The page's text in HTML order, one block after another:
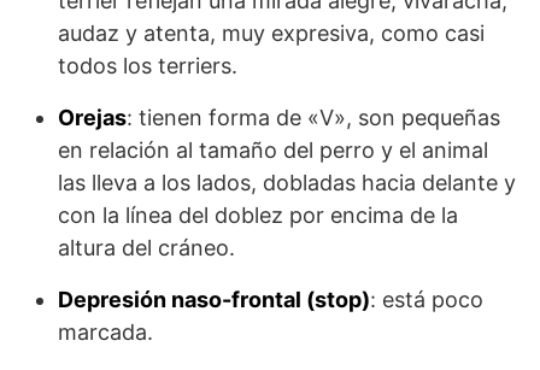
audaz y atenta, muy expresiva, como casi
todos los terriers.
Orejas: tienen forma de «V», son pequeñas
en relación al tamaño del perro y el animal
las lleva a los lados, dobladas hacia delante y
con la línea del doblez por encima de la
altura del cráneo.
Depresión naso-frontal (stop): está poco
marcada.